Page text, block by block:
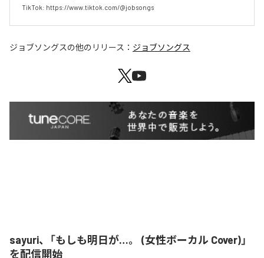
TikTok: https://www.tiktok.com/@jobsongs
ジョブソングスの他のリリース： ジョブソングス
sayuri、「もしも明日が…。 (女性ボーカル Cover)」
を配信開始